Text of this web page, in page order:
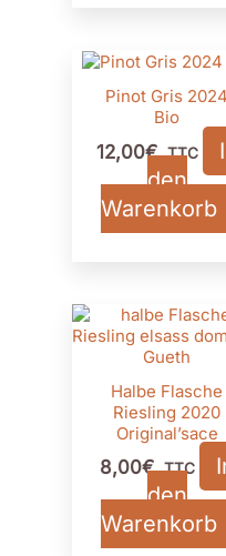
Pinot Gris 2024
Bio
12,00€ TTC
den
Warenkorb
Halbe Flasche
Riesling 2020
Original’sace
8,00€ TTC
den
Warenkorb